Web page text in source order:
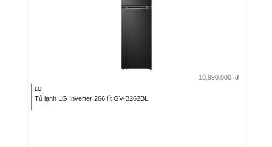
10.990.000 đ
LG
Tủ lạnh LG Inverter 266 lít GV-B262BL